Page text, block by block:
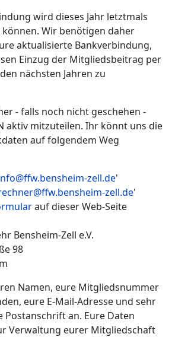
wird dieses Jahr letztmals
Wir benötigen daher
aktualisierte Bankverbindung,
Einzug der Mitgliedsbeitrag per
nächsten Jahren zu
- falls noch nicht geschehen -
aktiv mitzuteilen. Ihr könnt uns die
auf folgendem Weg
zell.de'
zell.de'
auf dieser Web-Seite
Bensheim-Zell e.V.
98
Namen, eure Mitgliedsnummer
eure E-Mail-Adresse und sehr
Postanschrift an. Eure Daten
Verwaltung eurer Mitgliedschaft